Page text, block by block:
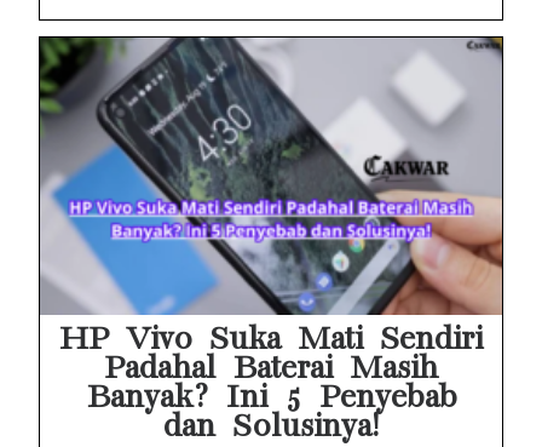
HP Vivo Suka Mati Sendiri
Padahal Baterai Masih
Banyak? Ini 5 Penyebab
dan Solusinya!